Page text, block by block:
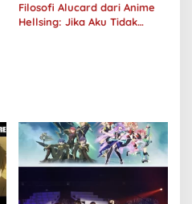
Filosofi Alucard dari Anime
Hellsing: Jika Aku Tidak